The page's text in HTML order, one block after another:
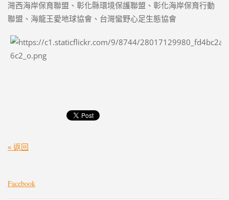
灣西海岸保育聯盟、彰化縣環境保護聯盟、彰化海岸保育行動
聯盟、海龍王愛地球協會、台灣蠻野心足生態協會
« 返回
Facebook